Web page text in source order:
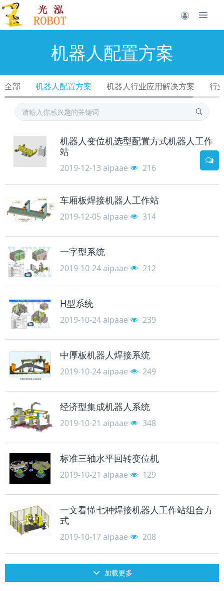
机器人配置方案
全部 机器人配置方案 机器人行业应用解决方案 行
机器人变位机选型配置方式机器人工作
站
2019-12-13 aipaae 216
车厢板焊接机器人工作站
2019-12-05 aipaae 314
一字型系统
2019-10-24 aipaae 212
H型系统
2019-10-24 aipaae 239
中厚板机器人焊接系统
2019-10-24 aipaae 249
经济型集成机器人系统
2019-10-21 aipaae 348
标准三轴水平回转变位机
2019-10-21 aipaae 129
一文看懂七种焊接机器人工作站组合方
式
2019-10-17 aipaae 208
加载更多